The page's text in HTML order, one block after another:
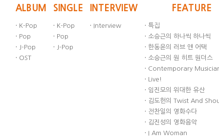
ALBUM
· K-Pop
· Pop
· J-Pop
· OST
SINGLE
· K-Pop
· Pop
· J-Pop
INTERVIEW
· Interview
FEATURE
· 특집
· 소승근의 하나씩 하나씩
· 한동윤의 러브 앤 어택
· 소승근의 원 히트 원더스
· Contemporary
· Live!
· 임진모의 위대한 유산
· 김도헌의 Twist And
· 전찬일의 영화수다
· 김진성의 영화음악
· I Am Woman